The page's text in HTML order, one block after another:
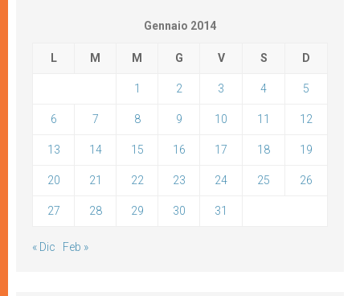
Gennaio 2014
L M M G V S D
1 2 3 4 5
6 7 8 9 10 11 12
13 14 15 16 17 18 19
20 21 22 23 24 25 26
27 28 29 30 31
« Dic Feb »